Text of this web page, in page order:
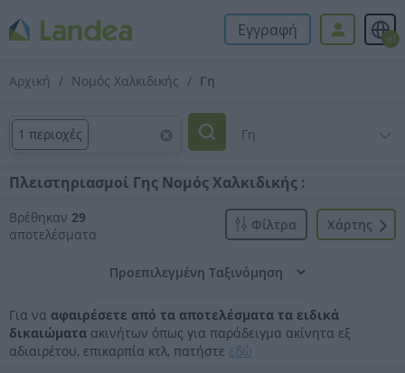
Εγγραφή el
Αρχική Νομός Χαλκιδικής Γη
1 περιοχές
Πλειστηριασμοί Γης Νομός Χαλκιδικής :
Βρέθηκαν 29
αποτελέσματα
Xάρτης
Φίλτρα
Για να αφαιρέσετε από τα αποτελέσματα τα ειδικά
δικαιώματα ακινήτων όπως για παράδειγμα ακίνητα εξ
αδιαιρέτου, επικαρπία κτλ, πατήστε εδώ